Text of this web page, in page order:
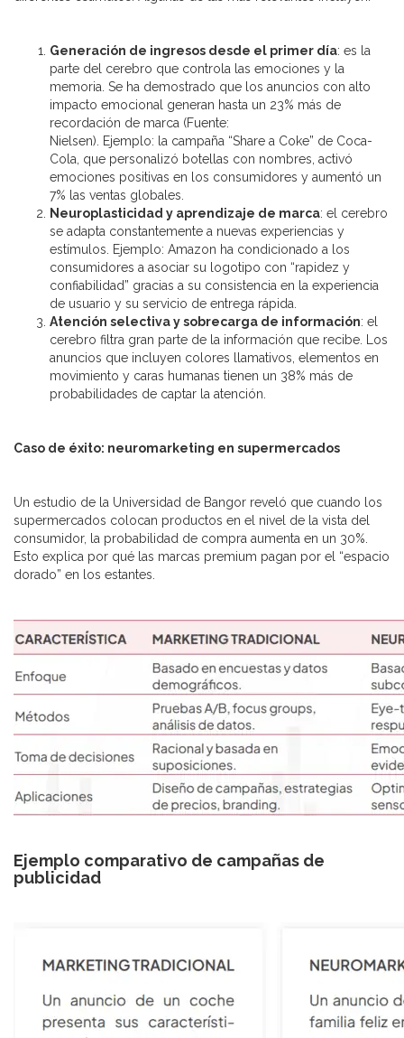
Generación de ingresos desde el primer día: es la
parte del cerebro que controla las emociones y la
memoria. Se ha demostrado que los anuncios con alto
impacto emocional generan hasta un 23% más de
recordación de marca (Fuente:
Nielsen). Ejemplo: la campaña “Share a Coke” de Coca-
Cola, que personalizó botellas con nombres, activó
emociones positivas en los consumidores y aumentó un
7% las ventas globales.
Neuroplasticidad y aprendizaje de marca: el cerebro
se adapta constantemente a nuevas experiencias y
estímulos. Ejemplo: Amazon ha condicionado a los
consumidores a asociar su logotipo con “rapidez y
confiabilidad” gracias a su consistencia en la experiencia
de usuario y su servicio de entrega rápida.
Atención selectiva y sobrecarga de información: el
cerebro filtra gran parte de la información que recibe. Los
anuncios que incluyen colores llamativos, elementos en
movimiento y caras humanas tienen un 38% más de
probabilidades de captar la atención.
Caso de éxito: neuromarketing en supermercados
Un estudio de la Universidad de Bangor reveló que cuando los
supermercados colocan productos en el nivel de la vista del
consumidor, la probabilidad de compra aumenta en un 30%.
Esto explica por qué las marcas premium pagan por el “espacio
dorado” en los estantes.
Ejemplo comparativo de campañas de
publicidad